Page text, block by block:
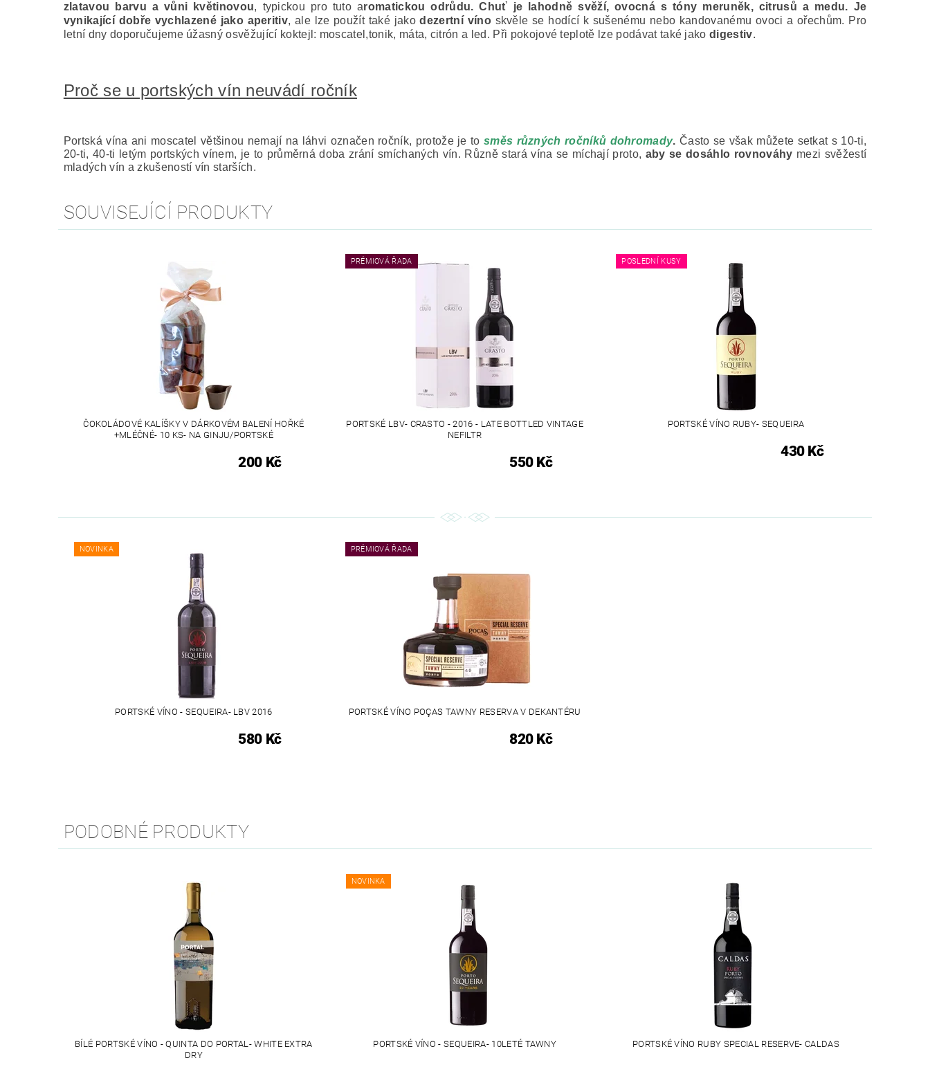
zlatavou barvu a vůni květinovou, typickou pro tuto aromatickou odrůdu. Chuť je lahodně svěží, ovocná s tóny meruněk, citrusů a medu. Je
vynikající dobře vychlazené jako aperitiv, ale lze použít také jakodezertní vínoskvěle se hodící k sušenému nebo kandovanému ovoci a ořechům. Pro
letní dny doporučujeme úžasný osvěžující koktejl: moscatel,tonik, máta, citrón a led. Při pokojové teplotě lze podávat také jakodigestiv.
Proč se u portských vín neuvádí ročník
Portská vína ani moscatel většinou nemají na láhvi označen ročník, protože je to směs různých ročníků dohromady. Často se však můžete setkat s 10-ti,
20-ti, 40-ti letým portských vínem, je to průměrná doba zrání smíchaných vín. Různě stará vína se míchají proto, aby se dosáhlo rovnováhy mezi svěžestí
mladých vín a zkušeností vín starších.
SOUVISEJÍCÍ PRODUKTY
ČOKOLÁDOVÉ KALÍŠKY V DÁRKOVÉM BALENÍ HOŘKÉ
+MLÉČNÉ- 10 KS- NA GINJU/PORTSKÉ
200 Kč
PRÉMIOVÁ ŘADA
PORTSKÉ LBV- CRASTO - 2016 - LATE BOTTLED VINTAGE
NEFILTR
550 Kč
POSLEDNÍ KUSY
PORTSKÉ VÍNO RUBY- SEQUEIRA
430 Kč
NOVINKA
PORTSKÉ VÍNO - SEQUEIRA- LBV 2016
580 Kč
PRÉMIOVÁ ŘADA
PORTSKÉ VÍNO POÇAS TAWNY RESERVA V DEKANTÉRU
820 Kč
PODOBNÉ PRODUKTY
BÍLÉ PORTSKÉ VÍNO - QUINTA DO PORTAL- WHITE EXTRA
DRY
NOVINKA
PORTSKÉ VÍNO - SEQUEIRA- 10LETÉ TAWNY PORTSKÉ VÍNO RUBY SPECIAL RESERVE- CALDAS